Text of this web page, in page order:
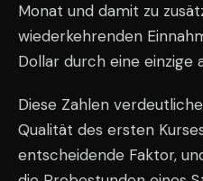
Monat und damit zu
wiederkehrenden
Dollar durch eine einzige
Diese Zahlen
Qualität des ersten
entscheidende Faktor,